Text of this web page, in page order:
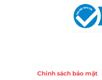
Chính sách bảo mật